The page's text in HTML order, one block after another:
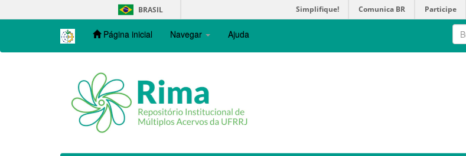
navigation
BRASIL Simplifique! Comunica BR Participe
Página inicial Navegar Ajuda